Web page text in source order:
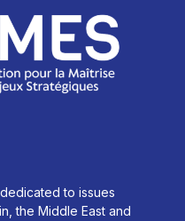
to issues
the Middle East and